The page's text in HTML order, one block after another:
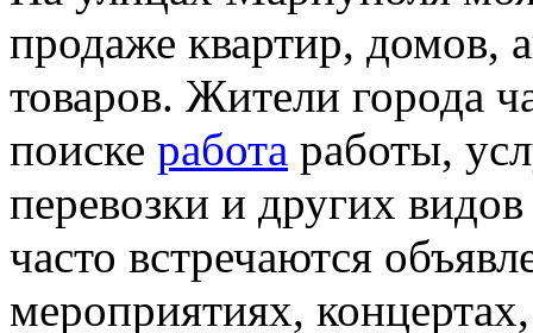
продаже квартир, домов,
товаров. Жители города
поиске работа работы,
перевозки и других
часто встречаются
мероприятиях,